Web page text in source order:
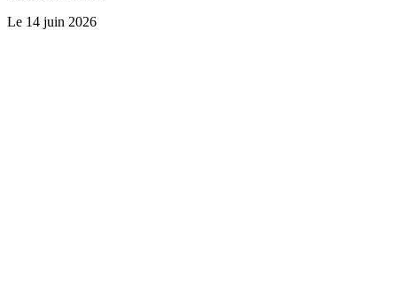
Le 14 juin 2026